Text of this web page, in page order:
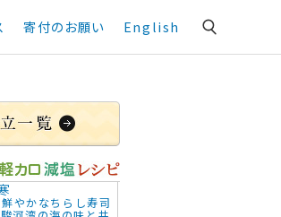
寄付のお願い English
鮮やかなちらし寿司